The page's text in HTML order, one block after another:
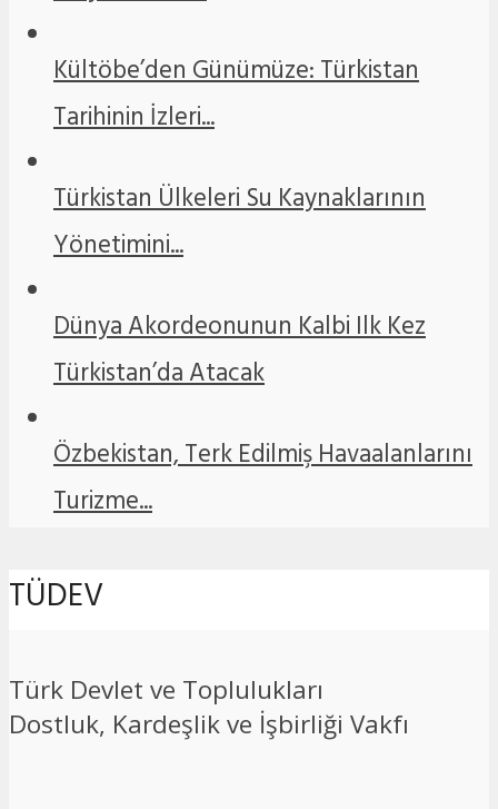
Kültöbe’den Günümüze: Türkistan
Tarihinin İzleri...
Türkistan Ülkeleri Su Kaynaklarının
Yönetimini...
Dünya Akordeonunun Kalbi Ilk Kez
Türkistan’da Atacak
Özbekistan, Terk Edilmiş Havaalanlarını
Turizme...
TÜDEV
Türk Devlet ve Toplulukları
Dostluk, Kardeşlik ve İşbirliği Vakfı